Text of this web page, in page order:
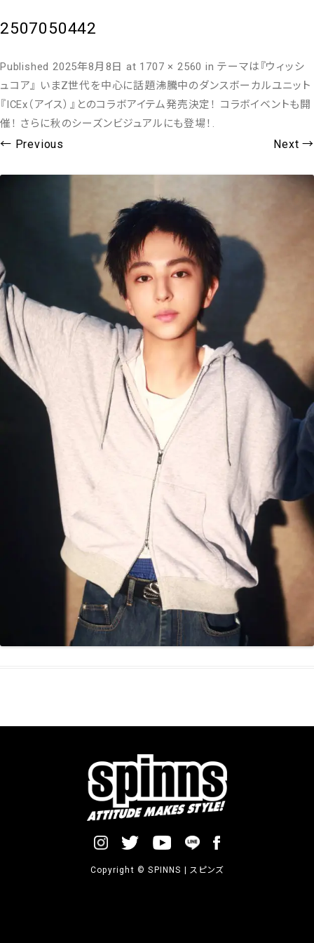
2507050442
Published 2025年8月8日 at 1707 × 2560 inテーマは『ウィッシ
ュコア』 いまZ世代を中心に話題沸騰中のダンスボーカルユニット
『ICEx（アイス）』とのコラボアイテム発売決定！ コラボイベントも開
催！ さらに秋のシーズンビジュアルにも登場！ .
← Previous Next →
Copyright © SPINNS | スピンズ